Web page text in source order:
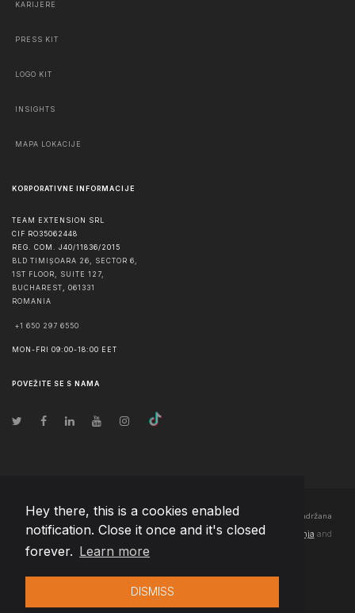
Hey there, this is a cookies enabled
notification. Close it once and it's closed
forever. Learn more
DISMISS
KARIJERE
PRESS KIT
LOGO KIT
INSIGHTS
MAPA LOKACIJE
KORPORATIVNE INFORMACIJE
TEAM EXTENSION SRL
CIF RO35062448
REG. COM. J40/11836/2015
BLD TIMIȘOARA 26, SECTOR 6,
1ST FLOOR, SUITE 127,
BUCHAREST
061331
ROMANIA
+1 650 297 6550
MON-FRI 09:00-18:00 EET
POVEŽITE SE S NAMA
© Autorska prava 2026 Team Extension Bosnia Herzegovina - Sva prava zadržana
Changelog● Korišćenjem ove stranice slažete se sa našimPravila korištenja and
Politika privatnosti